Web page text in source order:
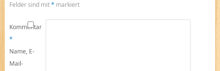
Felder sind mit* markiert
Kommentar
*
Name, E-
Mail-